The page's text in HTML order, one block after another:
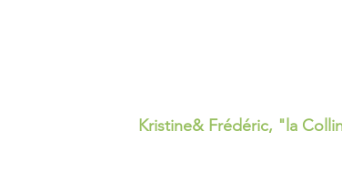
Kristine& Frédéric, "la